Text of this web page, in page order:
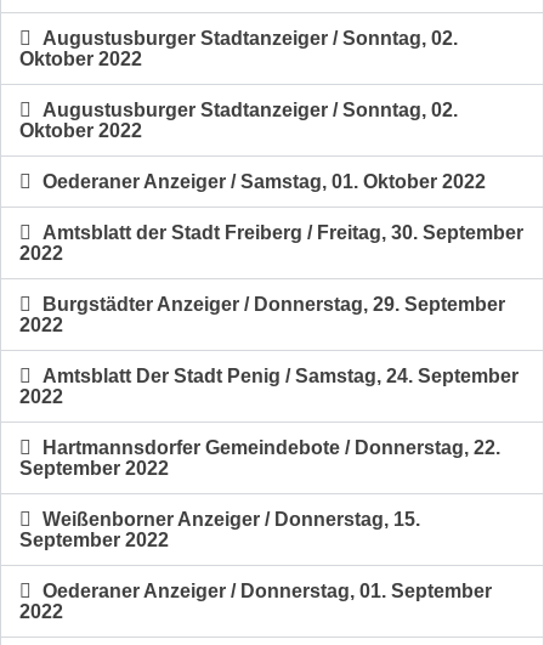
Augustusburger Stadtanzeiger / Sonntag, 02.
Oktober 2022
Augustusburger Stadtanzeiger / Sonntag, 02.
Oktober 2022
Oederaner Anzeiger / Samstag, 01. Oktober 2022
Amtsblatt der Stadt Freiberg / Freitag, 30. September
2022
Burgstädter Anzeiger / Donnerstag, 29. September
2022
Amtsblatt Der Stadt Penig / Samstag, 24. September
2022
Hartmannsdorfer Gemeindebote / Donnerstag, 22.
September 2022
Weißenborner Anzeiger / Donnerstag, 15.
September 2022
Oederaner Anzeiger / Donnerstag, 01. September
2022